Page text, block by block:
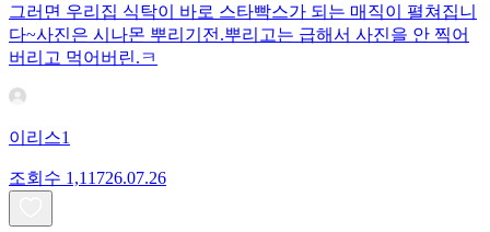
그러면 우리집 식탁이 바로 스타빡스가 되는 매직이 펼쳐집니
다~사진은 시나몬 뿌리기전.뿌리고는 급해서 사진을 안 찍어
버리고 먹어버린.ㅋ
이리스1
조회수 1,11726.07.26